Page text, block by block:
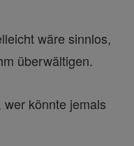
wäre sinnlos,
überwältigen.
könnte jemals